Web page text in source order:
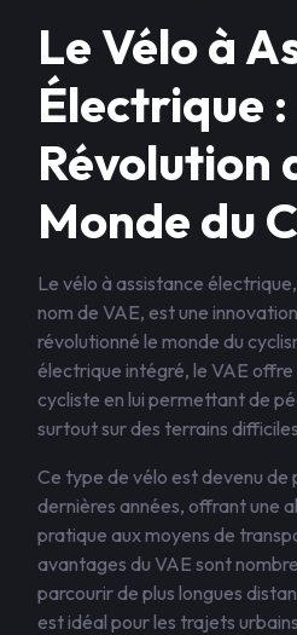
Le Vélo à
Électrique :
Révolution
Monde du
Le vélo à assistance
nom de VAE, est une
révolutionné le monde du
électrique intégré, le VAE offre
cycliste en lui permettant de
surtout sur des terrains
Ce type de vélo est devenu de
dernières années, offrant une
pratique aux moyens de
avantages du VAE sont
parcourir de plus longues
est idéal pour les trajets